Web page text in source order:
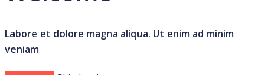
Labore et dolore magna aliqua. Ut enim ad minim
veniam